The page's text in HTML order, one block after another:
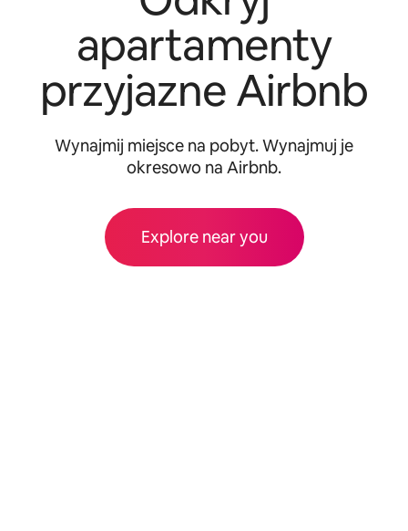
apartamenty
przyjazne Airbnb
Wynajmij miejsce na pobyt. Wynajmuj je
okresowo na Airbnb.
Explore near you